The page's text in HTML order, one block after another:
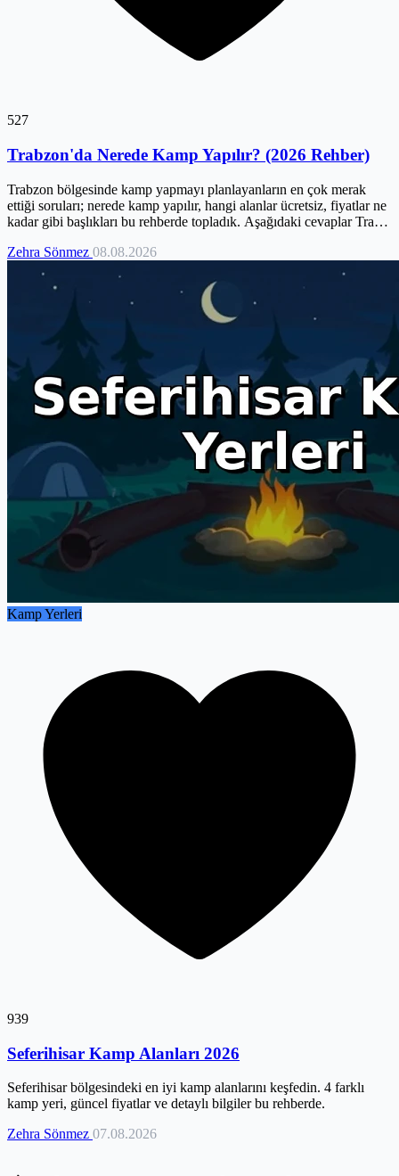
527
Trabzon'da Nerede Kamp Yapılır? (2026 Rehber)
Trabzon bölgesinde kamp yapmayı planlayanların en çok merak
ettiği soruları; nerede kamp yapılır, hangi alanlar ücretsiz, fiyatlar ne
kadar gibi başlıkları bu rehberde topladık. Aşağıdaki cevaplar Tra…
Zehra Sönmez 08.08.2026
Kamp Yerleri
939
Seferihisar Kamp Alanları 2026
Seferihisar bölgesindeki en iyi kamp alanlarını keşfedin. 4 farklı
kamp yeri, güncel fiyatlar ve detaylı bilgiler bu rehberde.
Zehra Sönmez 07.08.2026